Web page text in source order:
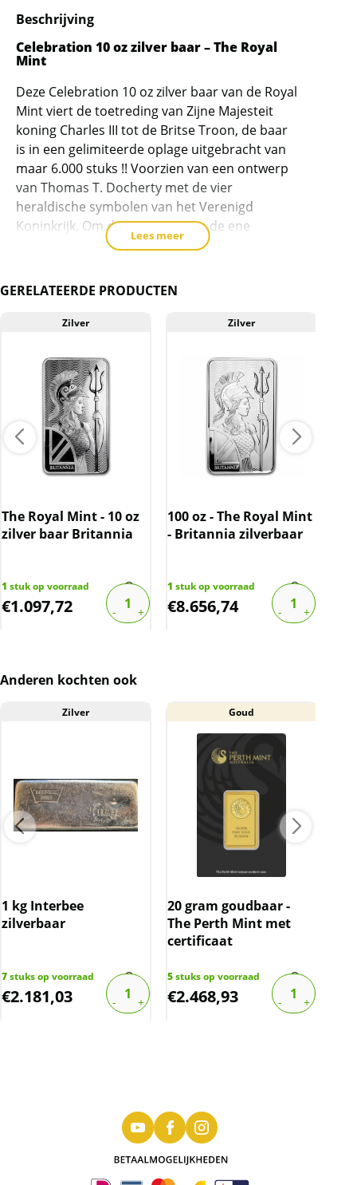
de
wachtlijst
voor
product
toe
te
voegen
Beschrijving
Celebration 10 oz zilver baar – The Royal
Mint
Deze Celebration 10 oz zilver baar van de Royal
Mint viert de toetreding van Zijne Majesteit
koning Charles III tot de Britse Troon, de baar
is in een gelimiteerde oplage uitgebracht van
maar 6.000 stuks !! Voorzien van een ontwerp
van Thomas T. Docherty met de vier
heraldische symbolen van het Verenigd
Koninkrijk. Om de overgang van de ene
generatie van de monarchie naar de volgende
Charles III met daarop de Tudor-kroon op elke
feest markeert.
Levering
Deze 10 oz zilver baar zit in een kunststof seal
en word geleverd in een gripzakje.
Op onze website is de verkoopprijs inclusief de
21% btw opgenomen. Op de factuur komt de
btw separaat te staan.
Lees meer
GERELATEERDE PRODUCTEN
Zilver
The Royal Mint - 10 oz
zilver baar Britannia
1 stuk op voorraad
€1.097,72
Zilver
100 oz - The Royal Mint
- Britannia zilverbaar
1 stuk op voorraad
€8.656,74
Anderen kochten ook
Zilver
1 kg Interbee
zilverbaar
7stuks op voorraad
€2.181,03
Goud
20 gram goudbaar -
The Perth Mint met
certificaat
5stuks op voorraad
€2.468,93